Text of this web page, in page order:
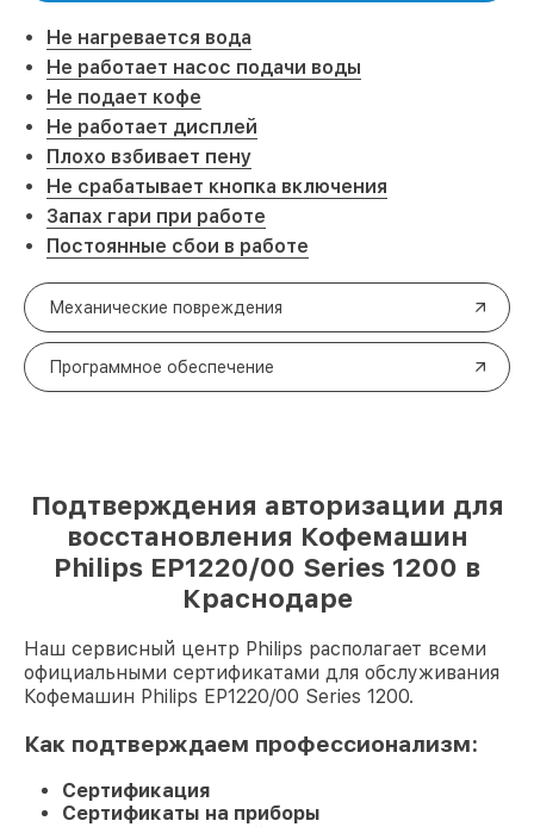
Не нагревается вода
Не работает насос подачи воды
Не подает кофе
Не работает дисплей
Плохо взбивает пену
Не срабатывает кнопка включения
Запах гари при работе
Постоянные сбои в работе
Механические повреждения
Программное обеспечение
Подтверждения авторизации для
восстановления Кофемашин
Philips EP1220/00 Series 1200 в
Краснодаре
Наш сервисный центр Philips располагает всеми
официальными сертификатами для обслуживания
Кофемашин Philips EP1220/00 Series 1200.
Как подтверждаем профессионализм:
Сертификация
Сертификаты на приборы